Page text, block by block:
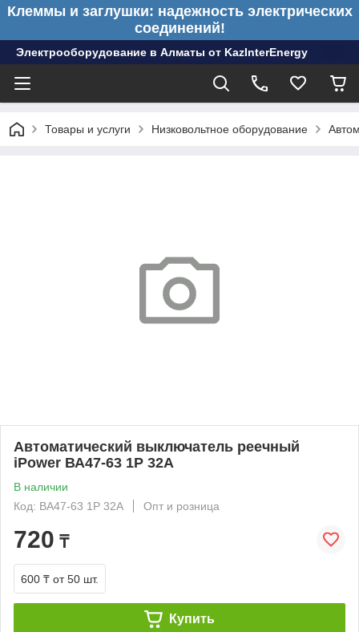
Клеммы и заглушки: надежность электрических
соединений!
Электрооборудование в Алматы от KazInterEnergy
Товары и услуги Низковольтное оборудование
Автоматический выключатель реечный
iPower ВА47-63 1Р 32А
В наличии
Код: ВА47-63 1Р 32А
Опт и розница
720 ₸
600 ₸ от 50 шт.
Купить